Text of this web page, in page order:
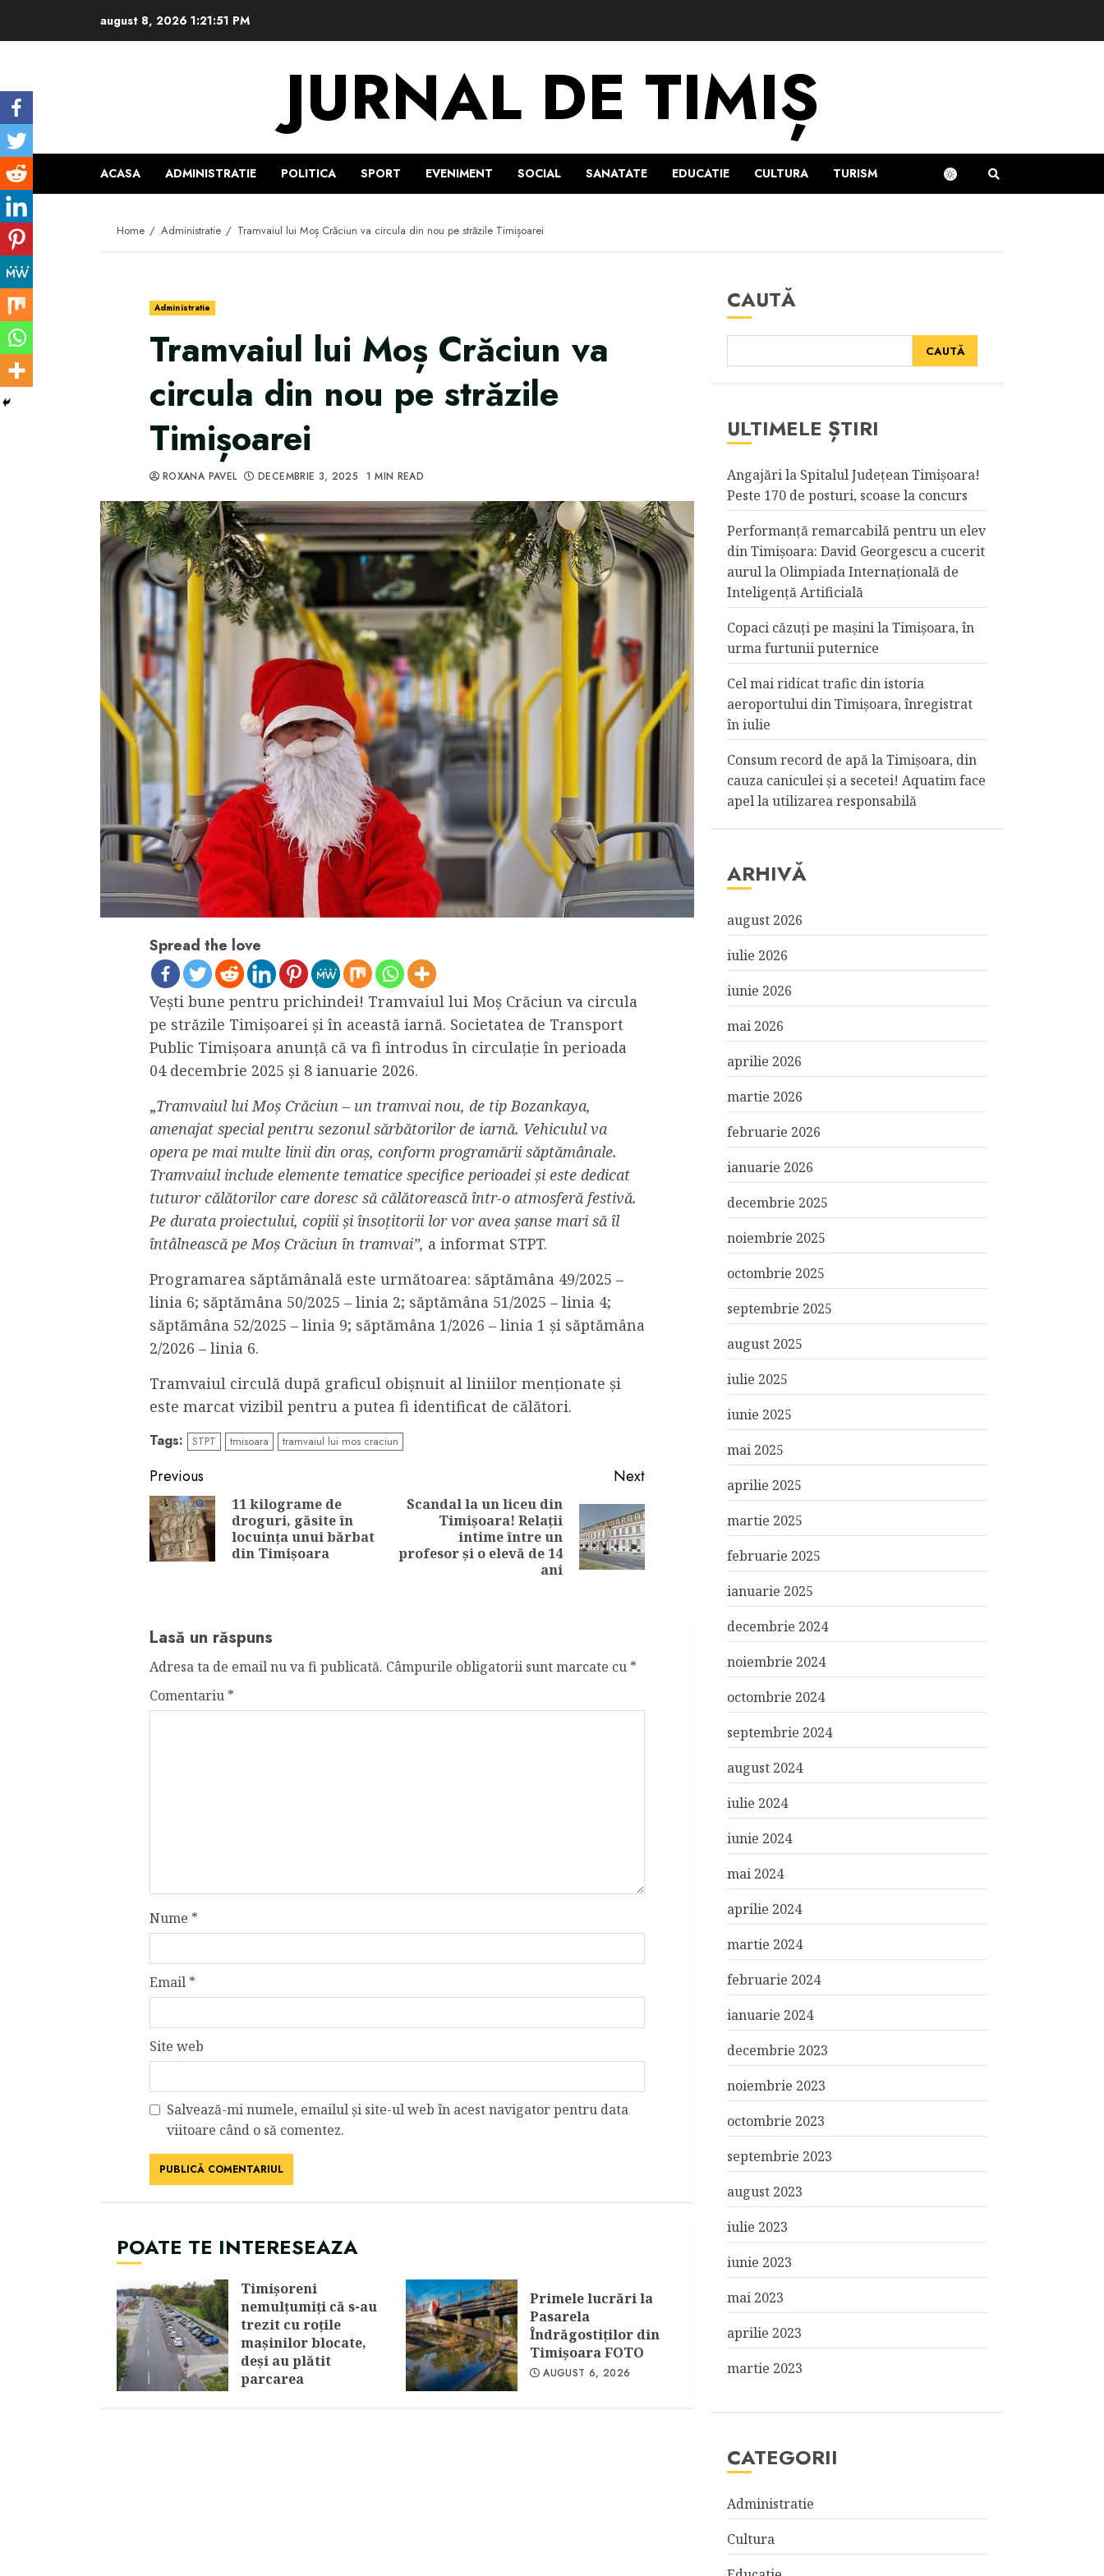
august 8, 2026 1:21:52 PM
JURNAL DE TIMIȘ
ACASA ADMINISTRATIE POLITICA SPORT EVENIMENT SOCIAL SANATATE EDUCATIE CULTURA TURISM
Home Administratie Tramvaiul lui Moș Crăciun va circula din nou pe străzile Timișoarei
Administratie
Tramvaiul lui Moș Crăciun va
circula din nou pe străzile
Timișoarei
ROXANA PAVEL DECEMBRIE 3, 2025 1 MIN READ
Spread the love
Vești bune pentru prichindei! Tramvaiul lui Moș Crăciun va circula
pe străzile Timișoarei și în această iarnă. Societatea de Transport
Public Timișoara anunță că va fi introdus în circulație în perioada
04 decembrie 2025 și 8 ianuarie 2026.
„Tramvaiul lui Moș Crăciun – un tramvai nou, de tip Bozankaya,
amenajat special pentru sezonul sărbătorilor de iarnă. Vehiculul va
opera pe mai multe linii din oraș, conform programării săptămânale.
Tramvaiul include elemente tematice specifice perioadei și este dedicat
tuturor călătorilor care doresc să călătorească într-o atmosferă festivă.
Pe durata proiectului, copiii și însoțitorii lor vor avea șanse mari să îl
întâlnească pe Moș Crăciun în tramvai”, a informat STPT.
Programarea săptămânală este următoarea: săptămâna 49/2025 –
linia 6; săptămâna 50/2025 – linia 2; săptămâna 51/2025 – linia 4;
săptămâna 52/2025 – linia 9; săptămâna 1/2026 – linia 1 și săptămâna
2/2026 – linia 6.
Tramvaiul circulă după graficul obișnuit al liniilor menționate și
este marcat vizibil pentru a putea fi identificat de călători.
Tags: STPT tmisoara tramvaiul lui mos craciun
Continue
Reading
Previous
Previous
post:
11 kilograme de
droguri, găsite în
locuința unui bărbat
din Timișoara
Next
post:
Scandal la un liceu din
Timișoara! Relații
intime între un
profesor și o elevă de 14
ani
Lasă un răspuns
Adresa ta de email nu va fi publicată. Câmpurile obligatorii sunt marcate cu *
Comentariu *
Nume *
Email *
Site web
Salvează-mi numele, emailul și site-ul web în acest navigator pentru data
viitoare când o să comentez.
POATE TE INTERESEAZA
Timişoreni
nemulţumiţi că s-au
trezit cu roţile
maşinilor blocate,
deşi au plătit
parcarea
Primele lucrări la
Pasarela
Îndrăgostiţilor din
Timişoara FOTO
AUGUST 6, 2026
CAUTĂ
CAUTĂ
ULTIMELE ȘTIRI
Angajări la Spitalul Judeţean Timişoara!
Peste 170 de posturi, scoase la concurs
Performanță remarcabilă pentru un elev
din Timișoara: David Georgescu a cucerit
aurul la Olimpiada Internațională de
Inteligență Artificială
Copaci căzuţi pe maşini la Timişoara, în
urma furtunii puternice
Cel mai ridicat trafic din istoria
aeroportului din Timişoara, înregistrat
în iulie
Consum record de apă la Timişoara, din
cauza caniculei şi a secetei! Aquatim face
apel la utilizarea responsabilă
ARHIVĂ
august 2026
iulie 2026
iunie 2026
mai 2026
aprilie 2026
martie 2026
februarie 2026
ianuarie 2026
decembrie 2025
noiembrie 2025
octombrie 2025
septembrie 2025
august 2025
iulie 2025
iunie 2025
mai 2025
aprilie 2025
martie 2025
februarie 2025
ianuarie 2025
decembrie 2024
noiembrie 2024
octombrie 2024
septembrie 2024
august 2024
iulie 2024
iunie 2024
mai 2024
aprilie 2024
martie 2024
februarie 2024
ianuarie 2024
decembrie 2023
noiembrie 2023
octombrie 2023
septembrie 2023
august 2023
iulie 2023
iunie 2023
mai 2023
aprilie 2023
martie 2023
CATEGORII
Administratie
Cultura